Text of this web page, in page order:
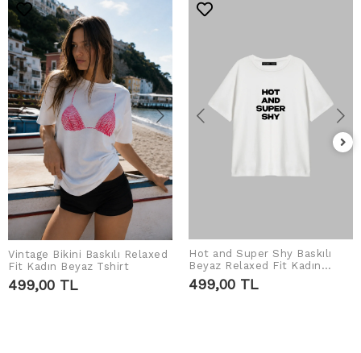
SEPETE EKLE
Vintage Bikini Baskılı Relaxed
Fit Kadın Beyaz Tshirt
499,00 TL
SEPETE EKLE
Hot and Super Shy Baskılı
Beyaz Relaxed Fit Kadın
Tshirt
499,00 TL